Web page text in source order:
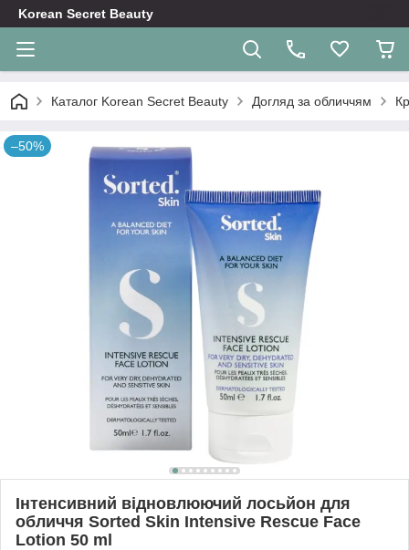
Korean Secret Beauty
Каталог Korean Secret Beauty Догляд за обличчям
–50%
Інтенсивний відновлюючий лосьйон для
обличчя Sorted Skin Intensive Rescue Face
Lotion 50 ml